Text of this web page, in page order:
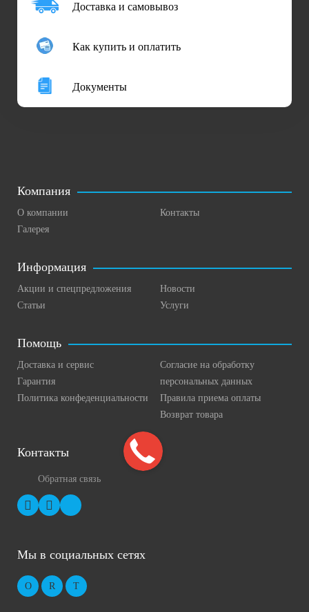
Доставка и самовывоз
Как купить и оплатить
Документы
Компания
О компании
Галерея
Контакты
Информация
Акции и спецпредложения
Статьи
Новости
Услуги
Помощь
Доставка и сервис
Гарантия
Политика конфеденциальности
Согласие на обработку
персональных данных
Правила приема оплаты
Возврат товара
Контакты
Обратная связь
Мы в социальных сетях